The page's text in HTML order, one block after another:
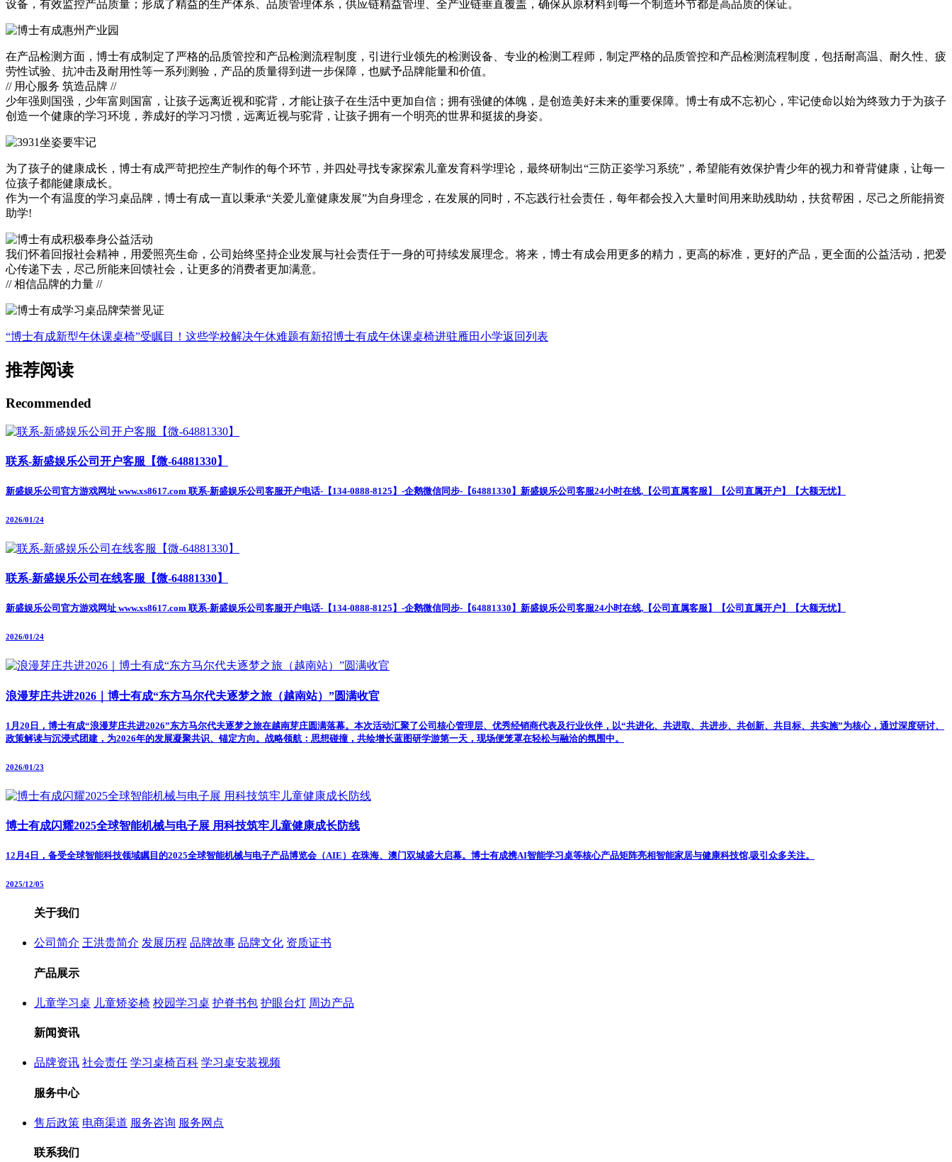
设备，有效监控产品质量；形成了精益的生产体系、品质管理体系，供应链精益管理、全产业链垂直覆盖，确保从原材料到每一个制造环节都是高品质的保证。
在产品检测方面，博士有成制定了严格的品质管控和产品检测流程制度，引进行业领先的检测设备、专业的检测工程师，制定严格的品质管控和产品检测流程制度，包括耐高温、耐久性、疲
劳性试验、抗冲击及耐用性等一系列测验，产品的质量得到进一步保障，也赋予品牌能量和价值。
// 用心服务 筑造品牌 //
少年强则国强，少年富则国富，让孩子远离近视和驼背，才能让孩子在生活中更加自信；拥有强健的体魄，是创造美好未来的重要保障。博士有成不忘初心，牢记使命以始为终致力于为孩子
创造一个健康的学习环境，养成好的学习习惯，远离近视与驼背，让孩子拥有一个明亮的世界和挺拔的身姿。
为了孩子的健康成长，博士有成严苛把控生产制作的每个环节，并四处寻找专家探索儿童发育科学理论，最终研制出“三防正姿学习系统”，希望能有效保护青少年的视力和脊背健康，让每一
位孩子都能健康成长。
作为一个有温度的学习桌品牌，博士有成一直以秉承“关爱儿童健康发展”为自身理念，在发展的同时，不忘践行社会责任，每年都会投入大量时间用来助残助幼，扶贫帮困，尽己之所能捐资
助学!
我们怀着回报社会精神，用爱照亮生命，公司始终坚持企业发展与社会责任于一身的可持续发展理念。将来，博士有成会用更多的精力，更高的标准，更好的产品，更全面的公益活动，把爱
心传递下去，尽己所能来回馈社会，让更多的消费者更加满意。
// 相信品牌的力量 //
“博士有成新型午休课桌椅”受瞩目！这些学校解决午休难题有新招博士有成午休课桌椅进驻雁田小学返回列表
推荐阅读
Recommended
联系-新盛娱乐公司开户客服【微-64881330】
新盛娱乐公司官方游戏网址 www.xs8617.com 联系-新盛娱乐公司客服开户电话-【134-0888-8125】-企鹅微信同步-【64881330】新盛娱乐公司客服24小时在线,【公司直属客服】【公司直属开户】【大额无忧】
2026/01/24
联系-新盛娱乐公司在线客服【微-64881330】
新盛娱乐公司官方游戏网址 www.xs8617.com 联系-新盛娱乐公司客服开户电话-【134-0888-8125】-企鹅微信同步-【64881330】新盛娱乐公司客服24小时在线,【公司直属客服】【公司直属开户】【大额无忧】
2026/01/24
浪漫芽庄共进2026｜博士有成“东方马尔代夫逐梦之旅（越南站）”圆满收官
1月20日，博士有成“浪漫芽庄共进2026”东方马尔代夫逐梦之旅在越南芽庄圆满落幕。本次活动汇聚了公司核心管理层、优秀经销商代表及行业伙伴，以“共进化、共进取、共进步、共创新、共目标、共实施”为核心，通过深度研讨、
政策解读与沉浸式团建，为2026年的发展凝聚共识、锚定方向。战略领航：思想碰撞，共绘增长蓝图研学游第一天，现场便笼罩在轻松与融洽的氛围中。
2026/01/23
博士有成闪耀2025全球智能机械与电子展 用科技筑牢儿童健康成长防线
12月4日，备受全球智能科技领域瞩目的2025全球智能机械与电子产品博览会（AIE）在珠海、澳门双城盛大启幕。博士有成携AI智能学习桌等核心产品矩阵亮相智能家居与健康科技馆,吸引众多关注。
2025/12/05
关于我们
公司简介 王洪贵简介 发展历程 品牌故事 品牌文化 资质证书
产品展示
儿童学习桌 儿童矫姿椅 校园学习桌 护脊书包 护眼台灯 周边产品
新闻资讯
品牌资讯 社会责任 学习桌椅百科 学习桌安装视频
服务中心
售后政策 电商渠道 服务咨询 服务网点
联系我们